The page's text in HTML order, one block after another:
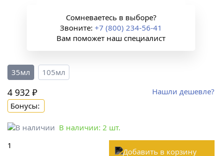
Сомневаетесь в выборе?
Звоните: +7 (800) 234-56-41
Вам поможет наш специалист
35мл 105мл
4 932 ₽
Нашли дешевле?
Бонусы:
В наличии: 2 шт.